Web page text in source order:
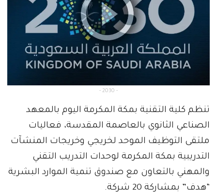
- 2030 -
تنظم كلية التقنية بمكة المكرمة اليوم بالمعهد
الصناعي الثانوي بالعاصمة المقدسة، فعاليات
ملتقى التوظيف الموحد لخريجي وخريجات المنشآت
التدريبية بمكة المكرمة لوحدات التدريب التقني
والمهني بالتعاون مع صندوق تنمية الموارد البشرية
“هدف” بمشاركة 20 شركة.